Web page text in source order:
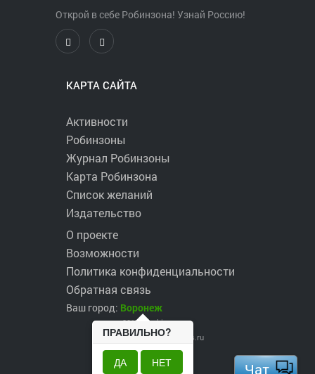
Открой в себе Робинзона! Узнай Россию!
КАРТА САЙТА
Активности
Робинзоны
Журнал Робинзоны
Карта Робинзона
Список желаний
Издательство
О проекте
Возможности
Политика конфиденциальности
Обратная связь
Ваш город: Воронеж
ПРАВИЛЬНО?
ДА НЕТ
2017 ©robinzons.ru
robinzons@robinzons.ru
Чат